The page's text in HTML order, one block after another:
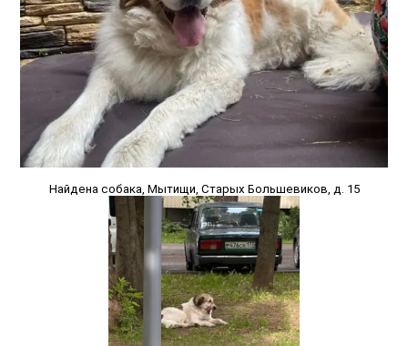
Найдена собака, Мытищи, Старых Большевиков, д. 15